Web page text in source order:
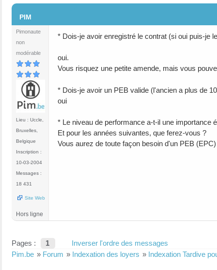
PIM
Pimonaute
non
modérable
Lieu : Uccle,
Bruxelles,
Belgique
Inscription :
10-03-2004
Messages :
18 431
Site Web
* Dois-je avoir enregistré le contrat (si oui puis-je
oui.
Vous risquez une petite amende, mais vous
* Dois-je avoir un PEB valide (l'ancien a plus de
oui
* Le niveau de performance a-t-il une importance
Et pour les années suivantes, que ferez-vous ?
Vous aurez de toute façon besoin d'un PEB (EPC)
Hors ligne
Pages : 1
Inverser l'ordre des messages
Pim.be » Forum » Indexation des loyers » Indexation Tardive